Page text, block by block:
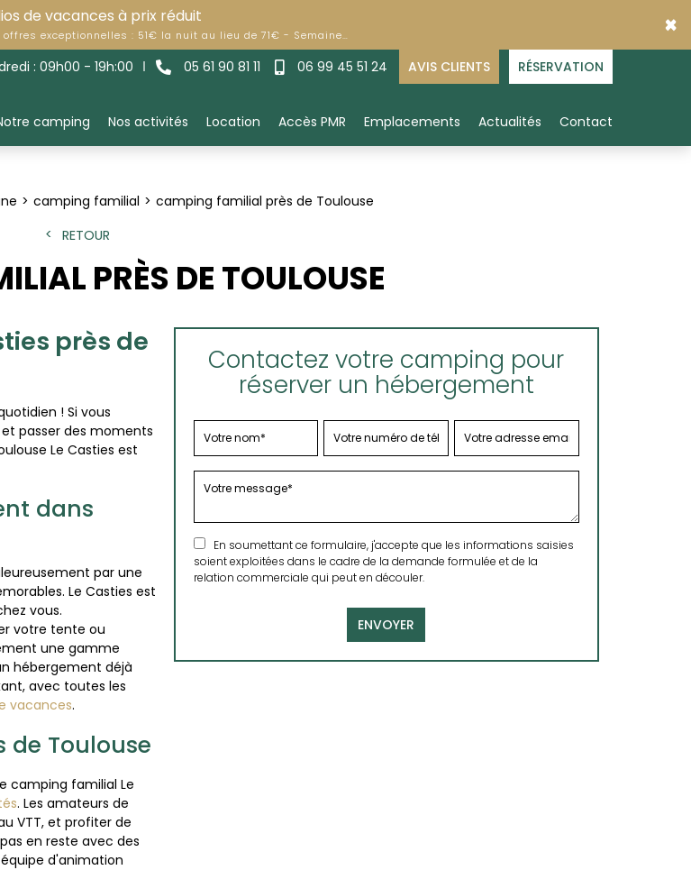
de vacances à prix réduit
exceptionnelles : 51€ la nuit au lieu de 71€ - Semaine… ×
: 09h00 - 19h:00 05 61 90 81 11 06 99 45 51 24 AVIS CLIENTS RÉSERVATION
camping Nos activités Location Accès PMR Emplacements Actualités Contact
camping familial
camping familial près de Toulouse
RETOUR
PRÈS DE TOULOUSE
près de
! Si vous
passer des moments
Le Casties est
dans
par une
Le Casties est
vous.
votre tente ou
une gamme
hébergement déjà
avec toutes les
vacances.
de Toulouse
camping familial Le
. Les amateurs de
VTT, et profiter de
en reste avec des
d'animation
Contactez votre camping pour
réserver un hébergement
En soumettant ce formulaire, j'accepte que les informations saisies
soient exploitées dans le cadre de la demande formulée et de la
relation commerciale qui peut en découler.